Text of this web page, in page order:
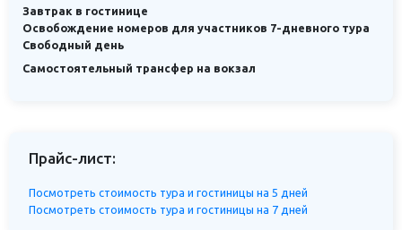
Завтрак в гостинице
Освобождение номеров для участников 7-дневного тура
Свободный день
Самостоятельный трансфер на вокзал
Прайс-лист:
Посмотреть стоимость тура и гостиницы на 5 дней
Посмотреть стоимость тура и гостиницы на 7 дней